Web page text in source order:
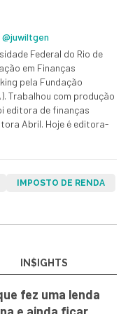
@juwiltgen
Federal do Rio de
em Finanças
pela Fundação
Trabalhou com produção
editora de finanças
Abril. Hoje é editora-
IMPOSTO DE RENDA
IN$IGHTS
fez uma lenda